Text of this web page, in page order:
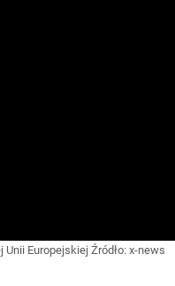
Unii Europejskiej Źródło: x-news